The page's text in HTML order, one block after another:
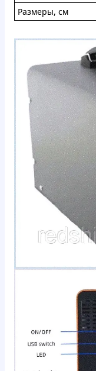
Paзмеры, cм